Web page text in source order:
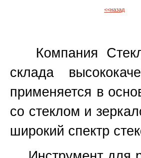
<<назад
Компания
склада
применяется в
со стеклом и
широкий спектр